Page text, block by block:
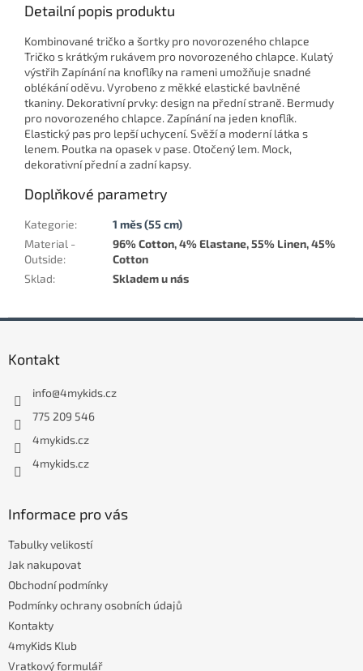
Detailní popis produktu
Kombinované tričko a šortky pro novorozeného chlapce
Tričko s krátkým rukávem pro novorozeného chlapce. Kulatý
výstřih Zapínání na knoflíky na rameni umožňuje snadné
oblékání oděvu. Vyrobeno z měkké elastické bavlněné
tkaniny. Dekorativní prvky: design na přední straně. Bermudy
pro novorozeného chlapce. Zapínání na jeden knoflík.
Elastický pas pro lepší uchycení. Svěží a moderní látka s
lenem. Poutka na opasek v pase. Otočený lem. Mock,
dekorativní přední a zadní kapsy.
Doplňkové parametry
Kategorie:
1 měs (55 cm)
Material -
Outside:
96% Cotton, 4% Elastane, 55% Linen, 45%
Cotton
Sklad: Skladem u nás
Kontakt
info@4mykids.cz
775 209 546
4mykids.cz
4mykids.cz
Informace pro vás
Tabulky velikostí
Jak nakupovat
Obchodní podmínky
Podmínky ochrany osobních údajů
Kontakty
4myKids Klub
Vratkový formulář